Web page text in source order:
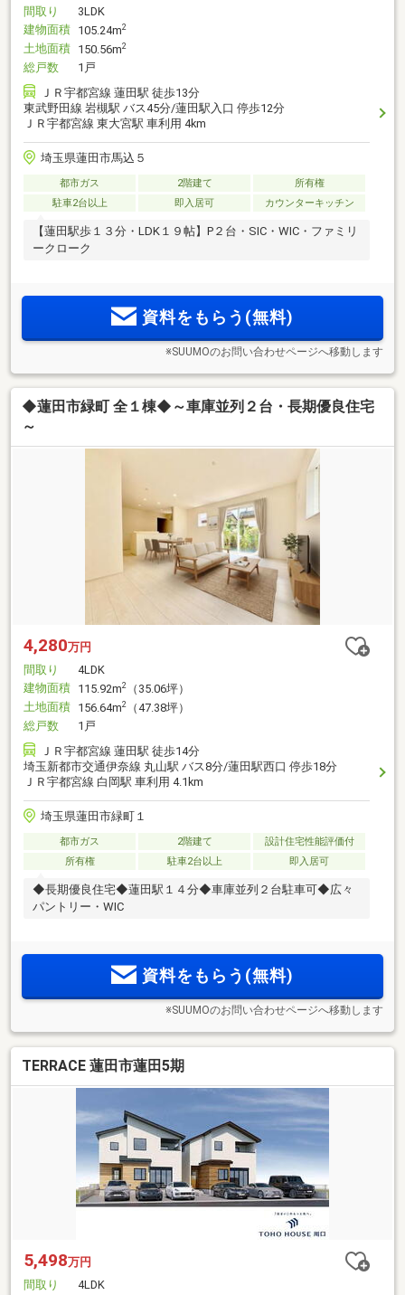
間取り
3LDK
建物面積 105.24m2
土地面積 150.56m2
総戸数
1戸
ＪＲ宇都宮線 蓮田駅 徒歩13分
東武野田線 岩槻駅 バス45分/蓮田駅入口 停歩12分
ＪＲ宇都宮線 東大宮駅 車利用 4km
埼玉県蓮田市馬込５
都市ガス 2階建て
所有権
駐車2台以上
即入居可 カウンターキッチン
【蓮田駅歩１３分・LDK１９帖】P２台・SIC・WIC・ファミリ
ークローク
資料をもらう(無料)
※SUUMOのお問い合わせページへ移動します
◆蓮田市緑町 全１棟◆～車庫並列２台・長期優良住宅
～
4,280万円
間取り
4LDK
建物面積 115.92m2
（35.06坪）
土地面積 156.64m2
（47.38坪）
総戸数
1戸
ＪＲ宇都宮線 蓮田駅 徒歩14分
埼玉新都市交通伊奈線 丸山駅 バス8分/蓮田駅西口 停歩18分
ＪＲ宇都宮線 白岡駅 車利用 4.1km
埼玉県蓮田市緑町１
都市ガス 2階建て
設計住宅性能評価付
所有権
駐車2台以上 即入居可
◆長期優良住宅◆蓮田駅１４分◆車庫並列２台駐車可◆広々
パントリー・WIC
資料をもらう(無料)
※SUUMOのお問い合わせページへ移動します
TERRACE 蓮田市蓮田5期
5,498万円
間取り
4LDK